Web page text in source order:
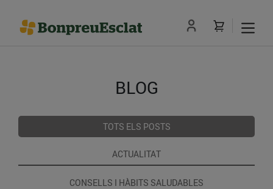
BLOG
TOTS ELS POSTS
ACTUALITAT
CONSELLS I HÀBITS SALUDABLES